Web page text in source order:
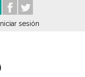
Iniciar sesión